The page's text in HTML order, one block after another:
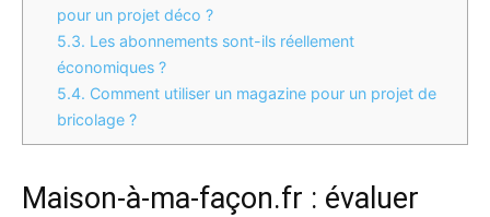
pour un projet déco ?
5.3. Les abonnements sont-ils réellement
économiques ?
5.4. Comment utiliser un magazine pour un projet de
bricolage ?
Maison-à-ma-façon.fr : évaluer